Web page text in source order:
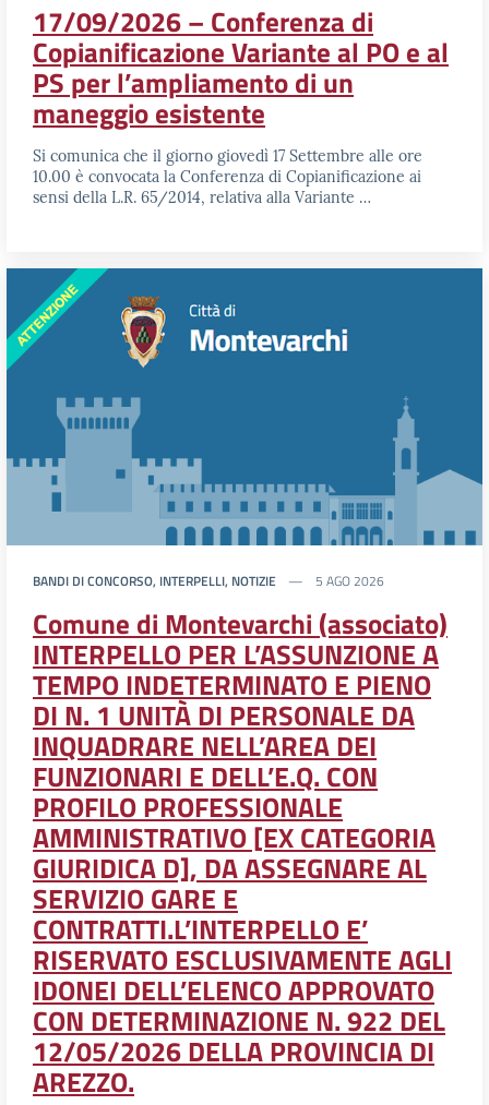
17/09/2026 – Conferenza di
Copianificazione Variante al PO e al
PS per l’ampliamento di un
maneggio esistente
Si comunica che il giorno giovedì 17 Settembre alle ore
10.00 è convocata la Conferenza di Copianificazione ai
sensi della L.R. 65/2014, relativa alla Variante …
BANDI DI CONCORSO, INTERPELLI, NOTIZIE 5 AGO 2026
Comune di Montevarchi (associato)
INTERPELLO PER L’ASSUNZIONE A
TEMPO INDETERMINATO E PIENO
DI N. 1 UNITÀ DI PERSONALE DA
INQUADRARE NELL’AREA DEI
FUNZIONARI E DELL’E.Q. CON
PROFILO PROFESSIONALE
AMMINISTRATIVO [EX CATEGORIA
GIURIDICA D], DA ASSEGNARE AL
SERVIZIO GARE E
CONTRATTI.L’INTERPELLO E’
RISERVATO ESCLUSIVAMENTE AGLI
IDONEI DELL’ELENCO APPROVATO
CON DETERMINAZIONE N. 922 DEL
12/05/2026 DELLA PROVINCIA DI
AREZZO.